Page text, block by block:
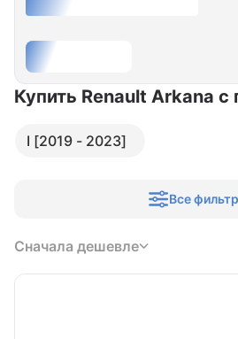
Купить Renault Arkana с
I [2019 - 2023]
Все
Сначала дешевле